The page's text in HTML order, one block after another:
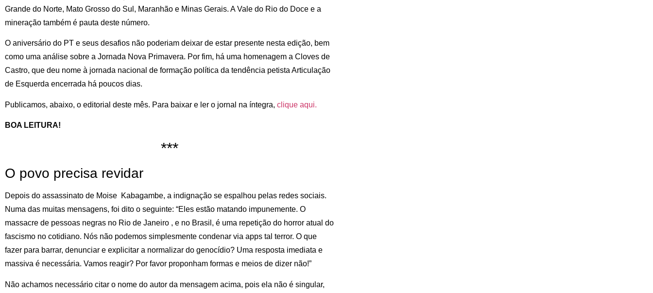
Grande do Norte, Mato Grosso do Sul, Maranhão e Minas Gerais. A Vale do Rio do Doce e a
mineração também é pauta deste número.
O aniversário do PT e seus desafios não poderiam deixar de estar presente nesta edição, bem
como uma análise sobre a Jornada Nova Primavera. Por fim, há uma homenagem a Cloves de
Castro, que deu nome à jornada nacional de formação política da tendência petista Articulação
de Esquerda encerrada há poucos dias.
Publicamos, abaixo, o editorial deste mês. Para baixar e ler o jornal na íntegra, clique aqui.
BOA LEITURA!
***
O povo precisa revidar
Depois do assassinato de Moise Kabagambe, a indignação se espalhou pelas redes sociais.
Numa das muitas mensagens, foi dito o seguinte: “Eles estão matando impunemente. O
massacre de pessoas negras no Rio de Janeiro , e no Brasil, é uma repetição do horror atual do
fascismo no cotidiano. Nós não podemos simplesmente condenar via apps tal terror. O que
fazer para barrar, denunciar e explicitar a normalizar do genocídio? Uma resposta imediata e
massiva é necessária. Vamos reagir? Por favor proponham formas e meios de dizer não!”
Não achamos necessário citar o nome do autor da mensagem acima, pois ela não é singular,